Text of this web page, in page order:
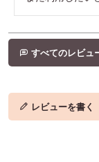
すべてのレビュ
レビューを書く